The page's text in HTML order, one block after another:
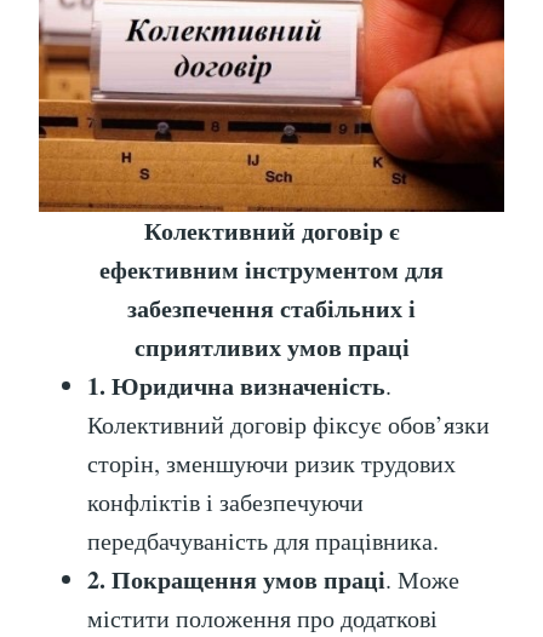
Колективний договір є
ефективним інструментом для
забезпечення стабільних і
сприятливих умов праці
1. Юридична визначеність.
Колективний договір фіксує обов’язки
сторін, зменшуючи ризик трудових
конфліктів і забезпечуючи
передбачуваність для працівника.
2. Покращення умов праці. Може
містити положення про додаткові